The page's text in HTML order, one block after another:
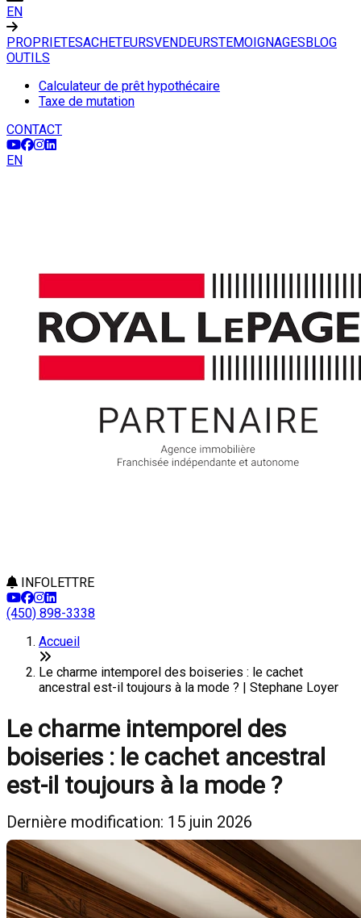
EN
PROPRIETESACHETEURSVENDEURSTEMOIGNAGESBLOG
OUTILS
Calculateur de prêt hypothécaire
Taxe de mutation
CONTACT
EN
INFOLETTRE
(450) 898-3338
Accueil
Le charme intemporel des boiseries : le cachet
ancestral est-il toujours à la mode ? | Stephane Loyer
Le charme intemporel des
boiseries : le cachet ancestral
est-il toujours à la mode ?
Dernière modification: 15 juin 2026